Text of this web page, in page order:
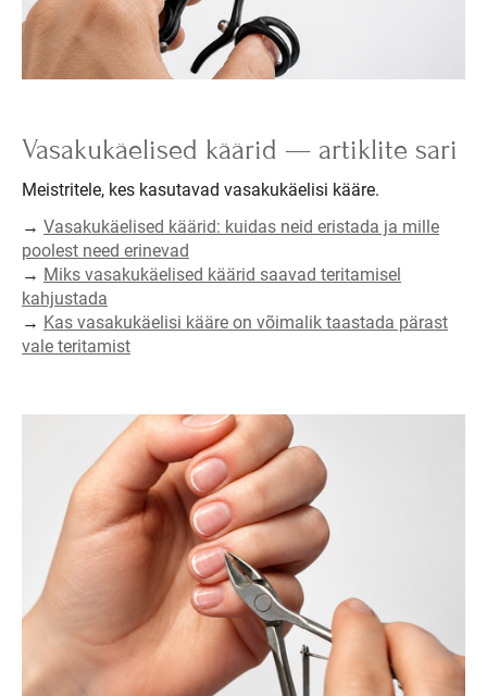
Vasakukäelised käärid — artiklite sari
Meistritele, kes kasutavad vasakukäelisi kääre.
→ Vasakukäelised käärid: kuidas neid eristada ja mille
poolest need erinevad
→ Miks vasakukäelised käärid saavad teritamisel
kahjustada
→ Kas vasakukäelisi kääre on võimalik taastada pärast
vale teritamist